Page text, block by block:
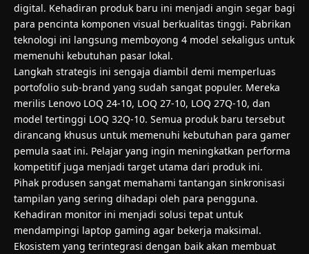
digital. Kehadiran produk baru ini menjadi angin segar bagi
para pencinta komponen visual berkualitas tinggi. Pabrikan
teknologi ini langsung memboyong 4 model sekaligus untuk
memenuhi kebutuhan pasar lokal.
Langkah strategis ini sengaja diambil demi memperluas
portofolio sub-brand yang sudah sangat populer. Mereka
merilis Lenovo LOQ 24-10, LOQ 27-10, LOQ 27Q-10, dan
model tertinggi LOQ 32Q-10. Semua produk baru tersebut
dirancang khusus untuk memenuhi kebutuhan para gamer
pemula saat ini. Pelajar yang ingin meningkatkan performa
kompetitif juga menjadi target utama dari produk ini.
Pihak produsen sangat memahami tantangan sinkronisasi
tampilan yang sering dihadapi oleh para pengguna.
Kehadiran monitor ini menjadi solusi tepat untuk
mendampingi laptop gaming agar bekerja maksimal.
Ekosistem yang terintegrasi dengan baik akan membuat